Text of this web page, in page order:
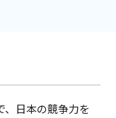
日本の競争力を